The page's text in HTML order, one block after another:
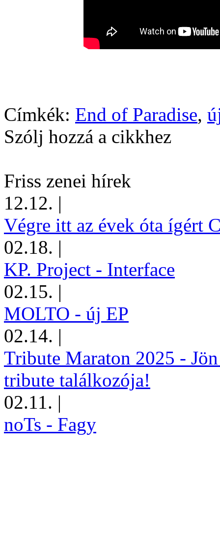
Címkék: End of Paradise,
Szólj hozzá a cikkhez
Friss zenei hírek
12.12. |
Végre itt az évek óta ígért
02.18. |
KP. Project - Interface
02.15. |
MOLTO - új EP
02.14. |
Tribute Maraton 2025 -
tribute találkozója!
02.11. |
noTs - Fagy